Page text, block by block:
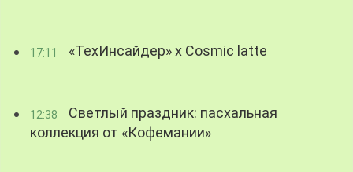
17:11 «ТехИнсайдер» х Cosmic latte
12:38
Светлый праздник: пасхальная
коллекция от «Кофемании»